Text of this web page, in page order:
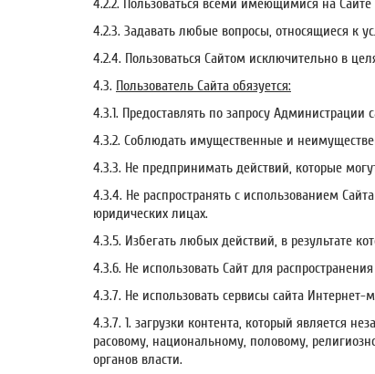
4.2.2. Пользоваться всеми имеющимися на
4.2.3. Задавать любые вопросы, относящиеся к
4.2.4. Пользоваться Сайтом исключительно в
4.3. Пользователь Сайта обязуется:
4.3.1. Предоставлять по запросу
4.3.2. Соблюдать имущественные и
4.3.3. Не предпринимать действий, которые
4.3.4. Не распространять с использованием
юридических лицах.
4.3.5. Избегать любых действий, в результате
4.3.6. Не использовать Сайт для
4.3.7. Не использовать сервисы сайта Интернет-
4.3.7. 1. загрузки контента, который является
расовому, национальному, половому,
органов власти.